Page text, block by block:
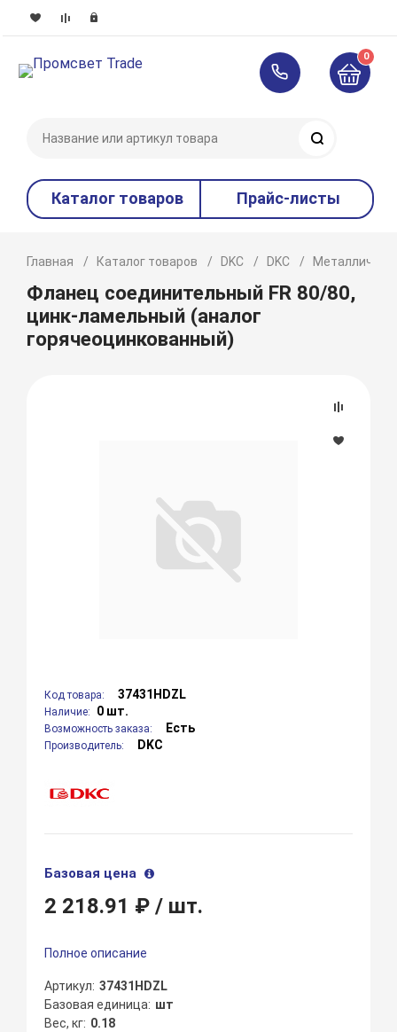
0
Каталог товаров Прайс-листы
Главная Каталог товаров DKC DKC
Фланец соединительный FR 80/80,
цинк-ламельный (аналог
горячеоцинкованный)
Код товара: 37431HDZL
Наличие: 0 шт.
Возможность заказа: Есть
Производитель: DKC
Базовая цена
2 218.91 ₽/ шт.
Полное описание
Артикул 37431HDZL
Базовая единица шт
Вес, кг 0.18